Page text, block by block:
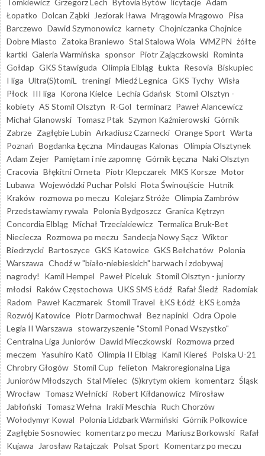
Łopatko Dolcan Ząbki Jeziorak Iława Mrągowia Mrągowo Pisa
Barczewo Dawid Szymonowicz karnety Chojniczanka Chojnice
Dobre Miasto Zatoka Braniewo Stal Stalowa Wola WMZPN żółte
kartki Galeria Warmińska sponsor Piotr Zajączkowski Rominta
Gołdap GKS Stawiguda Olimpia Elbląg Łukta Resovia Biskupiec
I liga Ultra(S)tomiL treningi Miedź Legnica GKS Tychy Wisła
Płock III liga Korona Kielce Lechia Gdańsk Stomil Olsztyn -
kobiety AS Stomil Olsztyn R-Gol terminarz Paweł Alancewicz
Michał Glanowski Tomasz Ptak Szymon Kaźmierowski Górnik
Zabrze Zagłębie Lubin Arkadiusz Czarnecki Orange Sport Warta
Poznań Bogdanka Łęczna Mindaugas Kalonas Olimpia Olsztynek
Adam Zejer Pamiętam i nie zapomnę Górnik Łęczna Naki Olsztyn
Cracovia Błękitni Orneta Piotr Klepczarek MKS Korsze Motor
Lubawa Wojewódzki Puchar Polski Flota Świnoujście Hutnik
Kraków rozmowa po meczu Kolejarz Stróże Olimpia Zambrów
Przedstawiamy rywala Polonia Bydgoszcz Granica Kętrzyn
Concordia Elbląg Michał Trzeciakiewicz Termalica Bruk-Bet
Nieciecza Rozmowa po meczu Sandecja Nowy Sącz Wiktor
Biedrzycki Bartoszyce GKS Katowice GKS Bełchatów Polonia
Warszawa Chodź w "biało-niebieskich" barwach i zdobywaj
nagrody!
Kamil Hempel Paweł Piceluk Stomil Olsztyn - juniorzy
młodsi Raków Częstochowa UKS SMS Łódź Rafał Śledź Radomiak
Radom Paweł Kaczmarek Stomil Travel ŁKS Łódź ŁKS Łomża
Rozwój Katowice Piotr Darmochwał Bez napinki Odra Opole
Legia II Warszawa stowarzyszenie "Stomil Ponad Wszystko"
Centralna Liga Juniorów Dawid Mieczkowski Rozmowa przed
meczem Yasuhiro Katō Olimpia II Elbląg Kamil Kiereś Polska U-21
Chrobry Głogów Stomil Cup felieton Makroregionalna Liga
Juniorów Młodszych Stal Mielec (S)krytym okiem komentarz Śląsk
Wrocław Tomasz Wełnicki Robert Kiłdanowicz Mirosław
Jabłoński Tomasz Wełna Irakli Meschia Ruch Chorzów
Wołodymyr Kowal Polonia Lidzbark Warmiński Górnik Polkowice
Zagłębie Sosnowiec komentarz po meczu Mariusz Borkowski Rafał
Kujawa
Jarosław Ratajczak Polsat Sport Komentarz po meczu